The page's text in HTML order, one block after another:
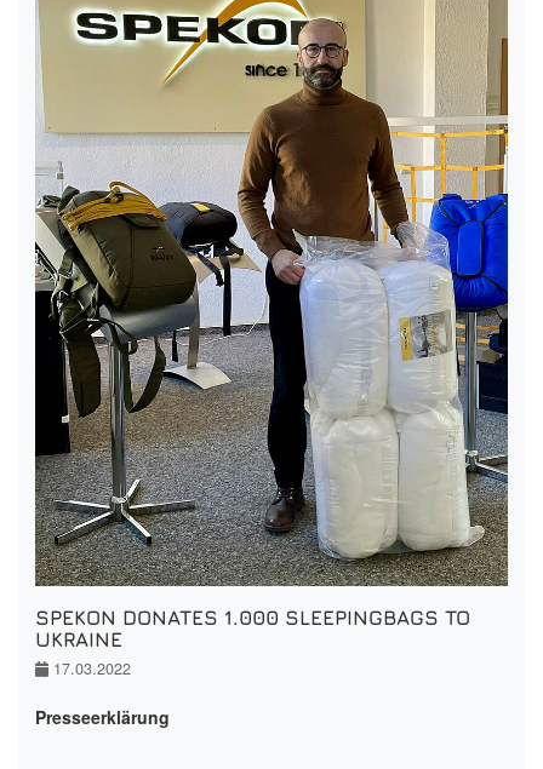
SPEKON DONATES 1.000 SLEEPINGBAGS TO
UKRAINE
17.03.2022
Presseerklärung